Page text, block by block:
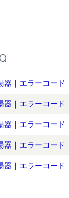
器｜エラーコード
器｜エラーコード
器｜エラーコード
器｜エラーコー
器｜エラーコード